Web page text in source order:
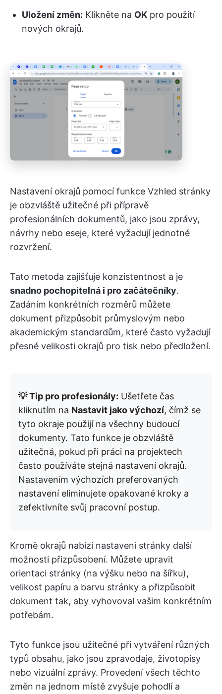
Uložení změn: Klikněte na OK pro použití
nových okrajů.
Nastavení okrajů pomocí funkce Vzhled stránky
je obzvláště užitečné při přípravě
profesionálních dokumentů, jako jsou zprávy,
návrhy nebo eseje, které vyžadují jednotné
rozvržení.
Tato metoda zajišťuje konzistentnost a je
snadno pochopitelná i pro začátečníky.
Zadáním konkrétních rozměrů můžete
dokument přizpůsobit průmyslovým nebo
akademickým standardům, které často vyžadují
přesné velikosti okrajů pro tisk nebo předložení.
💡 Tip pro profesionály: Ušetřete čas
kliknutím na Nastavit jako výchozí, čímž se
tyto okraje použijí na všechny budoucí
dokumenty. Tato funkce je obzvláště
užitečná, pokud při práci na projektech
často používáte stejná nastavení okrajů.
Nastavením výchozích preferovaných
nastavení eliminujete opakované kroky a
zefektivníte svůj pracovní postup.
Kromě okrajů nabízí nastavení stránky další
možnosti přizpůsobení. Můžete upravit
orientaci stránky (na výšku nebo na šířku),
velikost papíru a barvu stránky a přizpůsobit
dokument tak, aby vyhovoval vašim konkrétním
potřebám.
Tyto funkce jsou užitečné při vytváření různých
typů obsahu, jako jsou zpravodaje, životopisy
nebo vizuální zprávy. Provedení všech těchto
změn na jednom místě zvyšuje pohodlí a